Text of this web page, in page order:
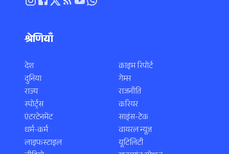
श्रेणियाँ
देश
दुनिया
राज्य
स्पोर्ट्स
एंटरटेनमेंट
धर्म-कर्म
लाइफस्टाइल
क्राइम रिपोर्ट
गेम्स
राजनीति
करियर
साइंस-टेक
वायरल न्यूज़
यूटिलिटी